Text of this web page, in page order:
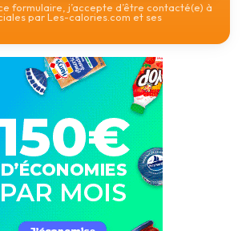
formulaire, j’accepte d’être contacté(e) à
par Les-calories.com et ses